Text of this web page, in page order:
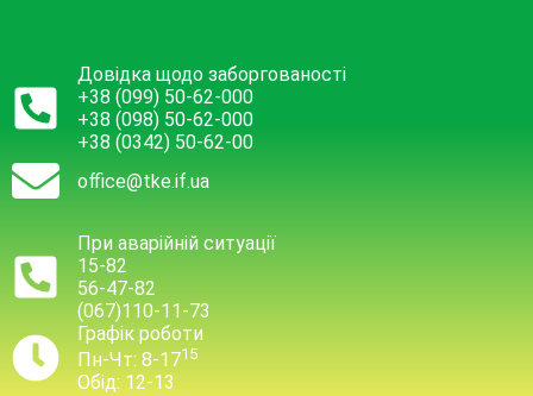
Довідка щодо заборгованості
+38 (099) 50-62-000
+38 (098) 50-62-000
+38 (0342) 50-62-00
office@tke.if.ua
При аварійній ситуації
15-82
56-47-82
(067)110-11-73
Графік роботи
Пн-Чт: 8-1715
Обід: 12-13